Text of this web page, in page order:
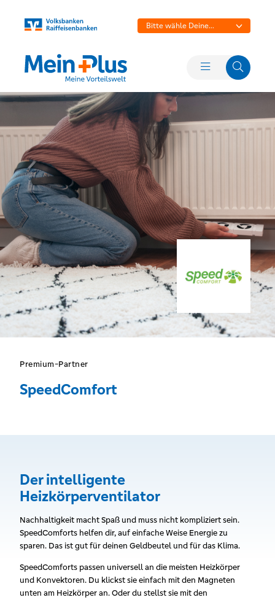
Bitte wähle Deine
Premium-Partner
SpeedComfort
Der intelligente
Heizkörperventilator
Nachhaltigkeit macht Spaß und muss nicht kompliziert sein.
SpeedComforts helfen dir, auf einfache Weise Energie zu
sparen. Das ist gut für deinen Geldbeutel und für das Klima.
SpeedComforts passen universell an die meisten Heizkörper
und Konvektoren. Du klickst sie einfach mit den Magneten
unten am Heizkörper an. Oder du stellst sie mit den